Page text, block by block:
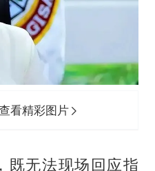
看精彩图片
既无法现场回应指